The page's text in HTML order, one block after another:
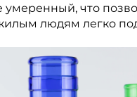
умеренный, что
людям легко